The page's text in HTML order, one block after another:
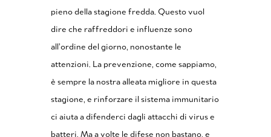
pieno della stagione fredda. Questo vuol
dire che raffreddori e influenze sono
all’ordine del giorno, nonostante le
attenzioni. La prevenzione, come sappiamo,
è sempre la nostra alleata migliore in questa
stagione, e rinforzare il sistema immunitario
ci aiuta a difenderci dagli attacchi di virus e
batteri. Ma a volte le difese non bastano, e